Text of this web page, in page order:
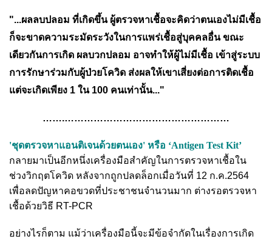
"...ผลลบปลอม ที่เกิดขึ้น ผู้ตรวจหาเชื้อจะคิดว่าตนเองไม่มีเชื้อ
ก็จะขาดความระมัดระวังในการแพร่เชื้อสู่บุคคลอื่น ขณะ
เดียวกันการเกิด ผลบวกปลอม อาจทำให้ผู้ไม่มีเชื้อ เข้าสู่ระบบ
การรักษาร่วมกับผู้ป่วยโควิด ส่งผลให้เขาเสี่ยงต่อการติดเชื้อ
แต่จะเกิดเพียง 1 ใน 100 คนเท่านั้น..."
…….……………………………………………
'ชุดตรวจหาแอนติเจนด้วยตนเอง' หรือ ‘Antigen Test Kit’
กลายมาเป็นอีกหนึ่งเครื่องมือสำคัญในการตรวจหาเชื้อใน
ช่วงวิกฤตโควิด หลังจากถูกปลดล็อกเมื่อวันที่ 12 ก.ค.2564
เพื่อลดปัญหาคอขวดที่ประชาชนจำนวนมาก ต่างรอตรวจหา
เชื้อด้วยวิธี RT-PCR
อย่างไรก็ตาม แม้ว่าเครื่องมือนี้จะมีข้อจำกัดในเรื่องการเกิด